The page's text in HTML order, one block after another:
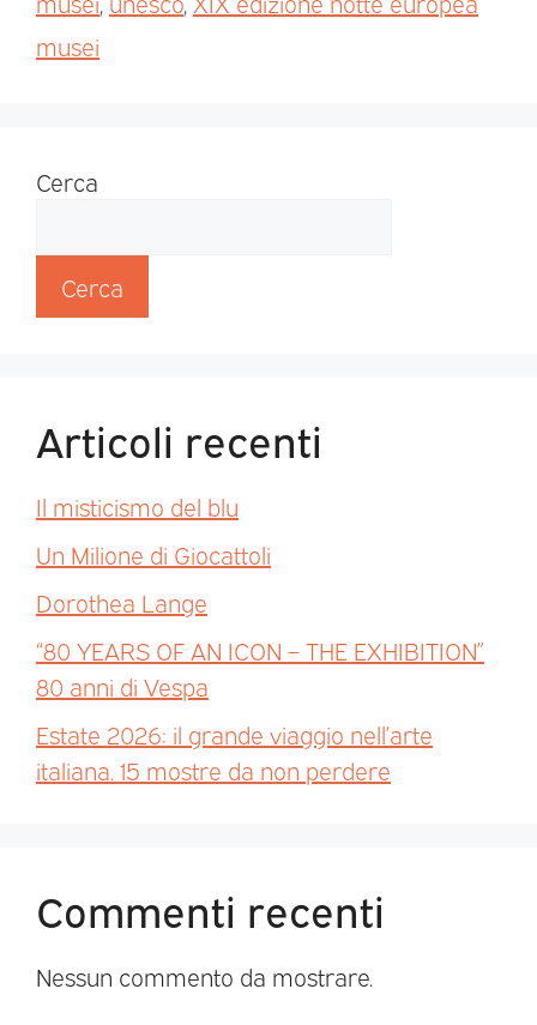
musei
Cerca
Cerca
Articoli recenti
Il misticismo del blu
Un Milione di Giocattoli
Dorothea Lange
“80 YEARS OF AN ICON – THE EXHIBITION”
80 anni di Vespa
Estate 2026: il grande viaggio nell’arte
italiana. 15 mostre da non perdere
Commenti recenti
Nessun commento da mostrare.